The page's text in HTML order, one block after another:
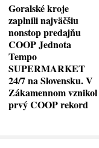
Goralské kroje
zaplnili najväčšiu
nonstop predajňu
COOP Jednota
Tempo
SUPERMARKET
24/7 na Slovensku. V
Zákamennom vznikol
prvý COOP rekord